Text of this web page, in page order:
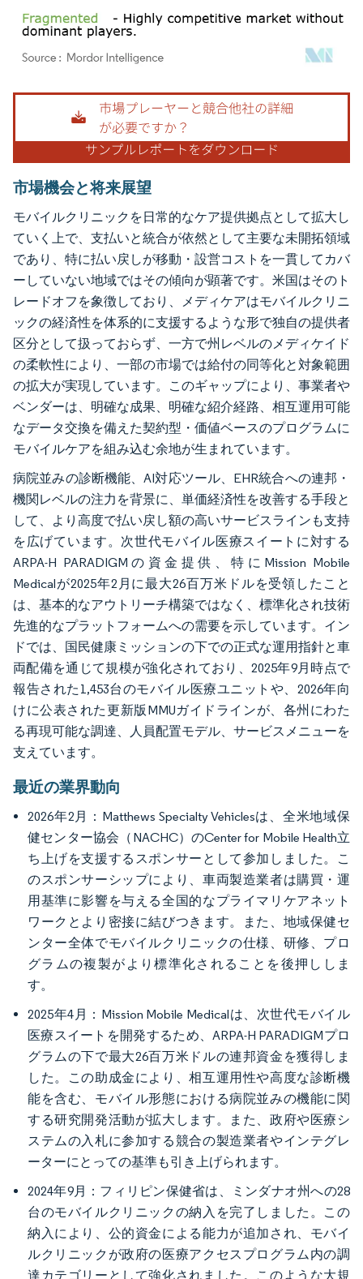
画像 © Mordor Intelligence。再利用にはCC BY 4.0の表示が必要です。
市場機会と将来展望
モバイルクリニックを日常的なケア提供拠点として拡大し
ていく上で、支払いと統合が依然として主要な未開拓領域
であり、特に払い戻しが移動・設営コストを一貫してカバ
ーしていない地域ではその傾向が顕著です。米国はそのト
レードオフを象徴しており、メディケアはモバイルクリニ
ックの経済性を体系的に支援するような形で独自の提供者
区分として扱っておらず、一方で州レベルのメディケイド
の柔軟性により、一部の市場では給付の同等化と対象範囲
の拡大が実現しています。このギャップにより、事業者や
ベンダーは、明確な成果、明確な紹介経路、相互運用可能
なデータ交換を備えた契約型・価値ベースのプログラムに
モバイルケアを組み込む余地が生まれています。
病院並みの診断機能、AI対応ツール、EHR統合への連邦・
機関レベルの注力を背景に、単価経済性を改善する手段と
して、より高度で払い戻し額の高いサービスラインも支持
を広げています。次世代モバイル医療スイートに対する
ARPA-H PARADIGMの資金提供、特にMission Mobile
Medicalが2025年2月に最大26百万米ドルを受領したこと
は、基本的なアウトリーチ構築ではなく、標準化され技術
先進的なプラットフォームへの需要を示しています。イン
ドでは、国民健康ミッションの下での正式な運用指針と車
両配備を通じて規模が強化されており、2025年9月時点で
報告された1,453台のモバイル医療ユニットや、2026年向
けに公表された更新版MMUガイドラインが、各州にわた
る再現可能な調達、人員配置モデル、サービスメニューを
支えています。
最近の業界動向
2026年2月：Matthews Specialty Vehiclesは、全米地域保
健センター協会（NACHC）のCenter for Mobile Health立
ち上げを支援するスポンサーとして参加しました。こ
のスポンサーシップにより、車両製造業者は購買・運
用基準に影響を与える全国的なプライマリケアネット
ワークとより密接に結びつきます。また、地域保健セ
ンター全体でモバイルクリニックの仕様、研修、プロ
グラムの複製がより標準化されることを後押ししま
す。
2025年4月：Mission Mobile Medicalは、次世代モバイル
医療スイートを開発するため、ARPA-H PARADIGMプロ
グラムの下で最大26百万米ドルの連邦資金を獲得しま
した。この助成金により、相互運用性や高度な診断機
能を含む、モバイル形態における病院並みの機能に関
する研究開発活動が拡大します。また、政府や医療シ
ステムの入札に参加する競合の製造業者やインテグレ
ーターにとっての基準も引き上げられます。
2024年9月：フィリピン保健省は、ミンダナオ州への28
台のモバイルクリニックの納入を完了しました。この
納入により、公的資金による能力が追加され、モバイ
ルクリニックが政府の医療アクセスプログラム内の調
達カテゴリーとして強化されました。このような大規